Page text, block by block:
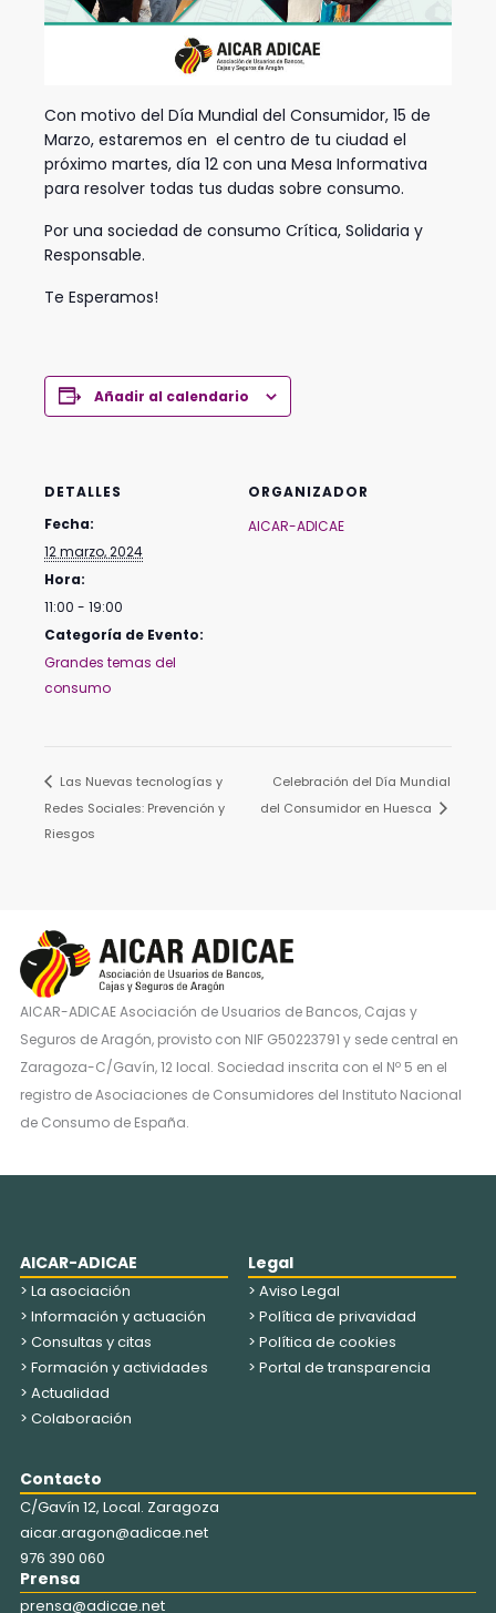
Con motivo del Día Mundial del Consumidor, 15 de
Marzo, estaremos en el centro de tu ciudad el
próximo martes, día 12 con una Mesa Informativa
para resolver todas tus dudas sobre consumo.
Por una sociedad de consumo Crítica, Solidaria y
Responsable.
Te Esperamos!
Añadir al calendario
DETALLES
Fecha:
12 marzo, 2024
Hora:
11:00 - 19:00
Categoría de Evento:
Grandes temas del
consumo
ORGANIZADOR
AICAR-ADICAE
Las Nuevas tecnologías y
Redes Sociales: Prevención y
Riesgos
Celebración del Día Mundial
del Consumidor en Huesca
AICAR-ADICAE Asociación de Usuarios de Bancos, Cajas y
Seguros de Aragón, provisto con NIF G50223791 y sede central en
Zaragoza-C/Gavín, 12 local. Sociedad inscrita con el Nº 5 en el
registro de Asociaciones de Consumidores del Instituto Nacional
de Consumo de España.
AICAR-ADICAE
> La asociación
> Información y actuación
> Consultas y citas
> Formación y actividades
> Actualidad
> Colaboración
Legal
> Aviso Legal
> Política de privavidad
> Política de cookies
> Portal de transparencia
Contacto
C/Gavín 12, Local. Zaragoza
aicar.aragon@adicae.net
976 390 060
Prensa
prensa@adicae.net